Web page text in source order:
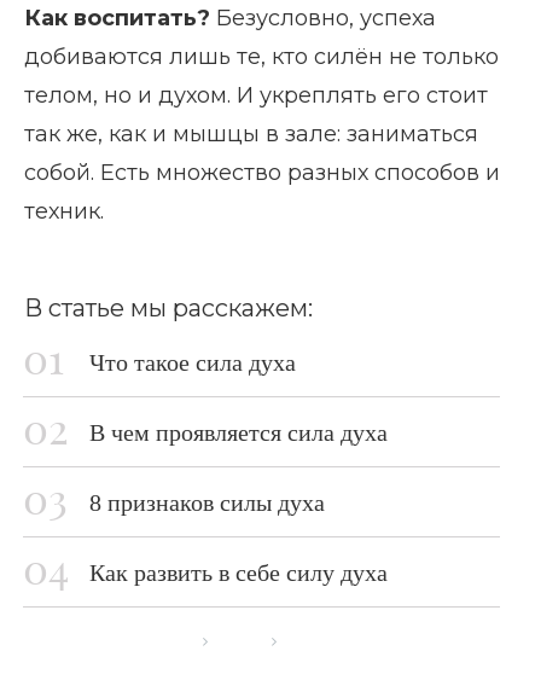
Как воспитать? Безусловно, успеха
добиваются лишь те, кто силён не только
телом, но и духом. И укреплять его стоит
так же, как и мышцы в зале: заниматься
собой. Есть множество разных способов и
техник.
В статье мы расскажем:
Что такое сила духа
В чем проявляется сила духа
8 признаков силы духа
Как развить в себе силу духа